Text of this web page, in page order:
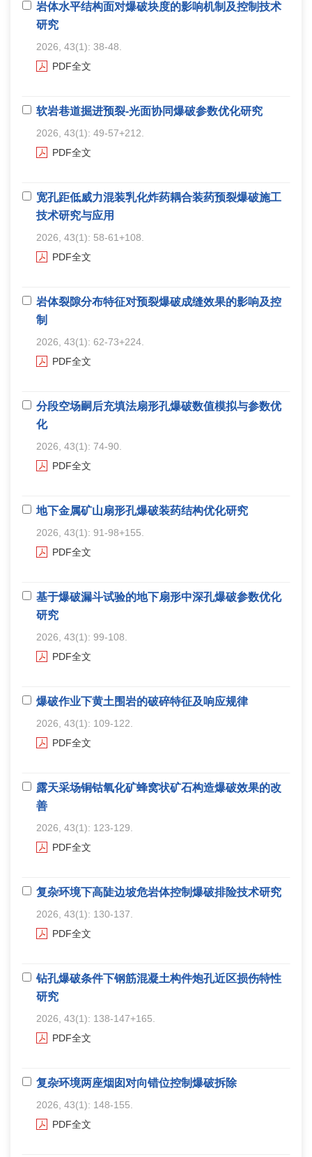
岩体水平结构面对爆破块度的影响机制及控制技术
研究
2026, 43(1): 38-48.
PDF全文
软岩巷道掘进预裂-光面协同爆破参数优化研究
2026, 43(1): 49-57+212.
PDF全文
宽孔距低威力混装乳化炸药耦合装药预裂爆破施工
技术研究与应用
2026, 43(1): 58-61+108.
PDF全文
岩体裂隙分布特征对预裂爆破成缝效果的影响及控
制
2026, 43(1): 62-73+224.
PDF全文
分段空场嗣后充填法扇形孔爆破数值模拟与参数优
化
2026, 43(1): 74-90.
PDF全文
地下金属矿山扇形孔爆破装药结构优化研究
2026, 43(1): 91-98+155.
PDF全文
基于爆破漏斗试验的地下扇形中深孔爆破参数优化
研究
2026, 43(1): 99-108.
PDF全文
爆破作业下黄土围岩的破碎特征及响应规律
2026, 43(1): 109-122.
PDF全文
露天采场铜钴氧化矿蜂窝状矿石构造爆破效果的改
善
2026, 43(1): 123-129.
PDF全文
复杂环境下高陡边坡危岩体控制爆破排险技术研究
2026, 43(1): 130-137.
PDF全文
钻孔爆破条件下钢筋混凝土构件炮孔近区损伤特性
研究
2026, 43(1): 138-147+165.
PDF全文
复杂环境两座烟囱对向错位控制爆破拆除
2026, 43(1): 148-155.
PDF全文